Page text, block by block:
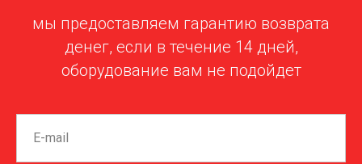
мы предоставляем гарантию возврата
денег, если в течение 14 дней,
оборудование вам не подойдет